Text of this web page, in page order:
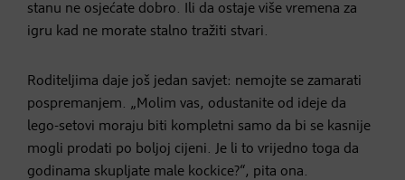
stanu ne osjećate dobro. Ili da ostaje više vremena za
igru kad ne morate stalno tražiti stvari.
Roditeljima daje još jedan savjet: nemojte se zamarati
pospremanjem. „Molim vas, odustanite od ideje da
lego-setovi moraju biti kompletni samo da bi se kasnije
mogli prodati po boljoj cijeni. Je li to vrijedno toga da
godinama skupljate male kockice?“, pita ona.